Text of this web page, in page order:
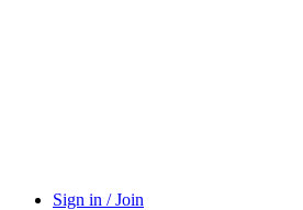
Sign in / Join